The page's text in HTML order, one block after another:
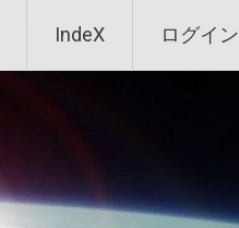
IndeX ログイン